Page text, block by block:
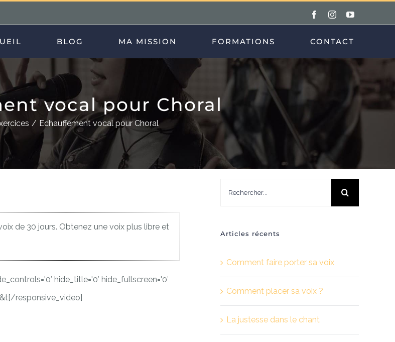
FacebookInstagramYouTube
BLOG MA MISSION FORMATIONS CONTACT
vocal pour Choral
Echauffement vocal pour Choral
de 30 jours. Obtenez une voix plus libre et
hide_title='0′ hide_fullscreen='0′
responsive_video]
Articles récents
Comment faire porter sa voix
Comment placer sa voix ?
La justesse dans le chant